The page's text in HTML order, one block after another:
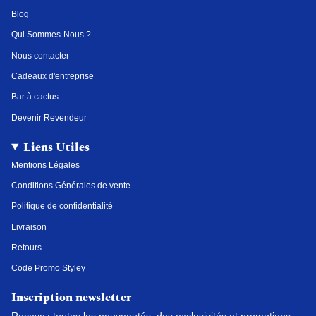
m
t
Blog
Qui Sommes-Nous ?
Nous contacter
Cadeaux d'entreprise
Bar à cactus
Devenir Revendeur
Liens Utiles
Mentions Légales
Conditions Générales de vente
Politique de confidentialité
Livraison
Retours
Code Promo Styley
Inscription newsletter